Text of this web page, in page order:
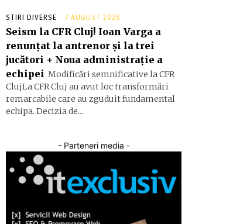
STIRI DIVERSE 7 AUGUST 2026
Seism la CFR Cluj! Ioan Varga a
renunțat la antrenor și la trei
jucători + Noua administrație a
echipei Modificări semnificative la CFR
ClujLa CFR Cluj au avut loc transformări
remarcabile care au zguduit fundamental
echipa. Decizia de...
- Parteneri media -